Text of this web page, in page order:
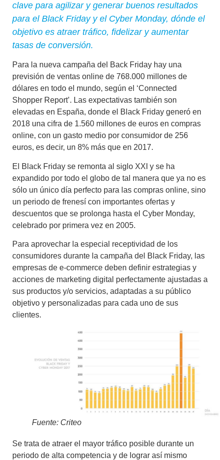
clave para agilizar y generar buenos resultados
para el Black Friday y el Cyber Monday, dónde el
objetivo es atraer tráfico, fidelizar y aumentar
tasas de conversión.
Para la nueva campaña del Back Friday hay una
previsión de ventas online de 768.000 millones de
dólares en todo el mundo, según el ‘Connected
Shopper Report’. Las expectativas también son
elevadas en España, donde el Black Friday generó en
2018 una cifra de 1.560 millones de euros en compras
online, con un gasto medio por consumidor de 256
euros, es decir, un 8% más que en 2017.
El Black Friday se remonta al siglo XXI y se ha
expandido por todo el globo de tal manera que ya no es
sólo un único día perfecto para las compras online, sino
un periodo de frenesí con importantes ofertas y
descuentos que se prolonga hasta el Cyber Monday,
celebrado por primera vez en 2005.
Para aprovechar la especial receptividad de los
consumidores durante la campaña del Black Friday, las
empresas de e-commerce deben definir estrategias y
acciones de marketing digital perfectamente ajustadas a
sus productos y/o servicios, adaptadas a su público
objetivo y personalizadas para cada uno de sus
clientes.
Fuente: Criteo
Se trata de atraer el mayor tráfico posible durante un
periodo de alta competencia y de lograr así mismo